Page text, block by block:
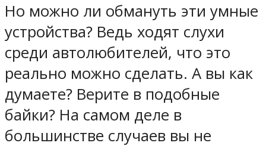
Но можно ли обмануть эти умные
устройства? Ведь ходят слухи
среди автолюбителей, что это
реально можно сделать. А вы как
думаете? Верите в подобные
байки? На самом деле в
большинстве случаев вы не